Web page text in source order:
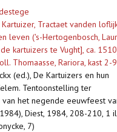
Tractaet vanden
leven ('s-Hertogenbosch,
kartuizers te Vught], ca.
Thomaasse, Rariora, kast 2-
(ed.), De Kartuizers en hun
Tentoonstelling ter
het negende eeuwfeest
Diest, 1984, 208-210, 1
7)